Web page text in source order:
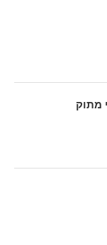
מתוק